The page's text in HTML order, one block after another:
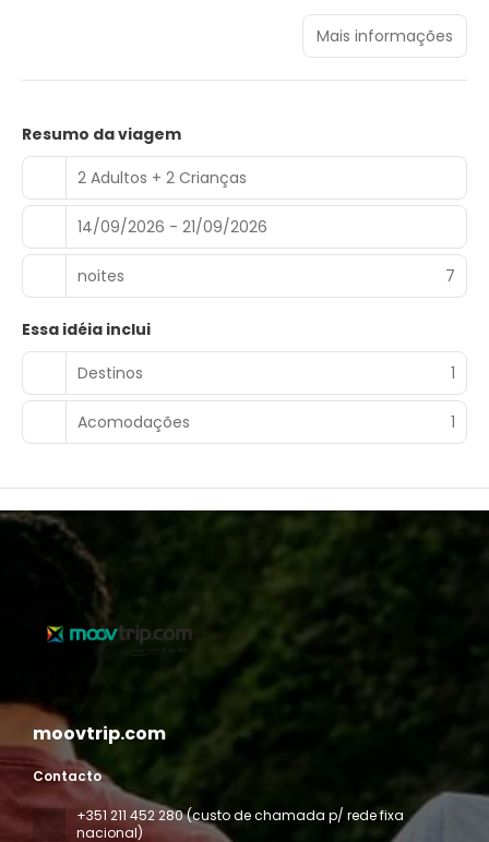
Presenteie-se com uma visita ao spa, que oferece
massagens e tratamentos para o corpo. Se estiver a fim
de recreação, encontrará uma piscina interna, uma
sauna seca e uma academia. Este hotel oferece
de presentes/banca de jornal. Com o traslado de
cortesia, fica fácil ir para a praia.
Sinta-se em casa em um de nossos 402 quartos com ar-
condicionado, geladeiras e TVs LCD. Os quartos possuem
varandas mobiliadas particulares. A propriedade oferece
Wi-Fi de cortesia para navegar na web e canais a cabo
para a sua diversão. Banheiro privativo com banheiras
apresenta produtos de toalete de cortesia e bidês.
Experimente pratos da culinária internacional no Green,
um dos 2 restaurantes neste hotel. Relaxe com uma
bebida refrescante em um bar ao lado da piscina ou em
um dos 2 bares/lounges.
As comodidades presentes incluem balcão de recepção
estacionamento grátis sem manobrista está disponível
no local.
Mais informações
Resumo da viagem
2 Adultos + 2 Crianças
14/09/2026 - 21/09/2026
noites 7
Essa idéia inclui
Destinos
1
Acomodações 1
moovtrip.com
Contacto
+351 211 452 280 (custo de chamada p/ rede fixa
nacional)